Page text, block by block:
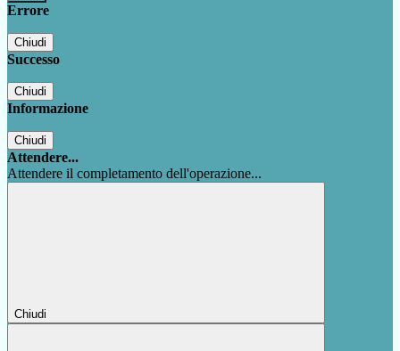
Errore
Chiudi
Successo
Chiudi
Informazione
Chiudi
Attendere...
Attendere il completamento dell'operazione...
Chiudi